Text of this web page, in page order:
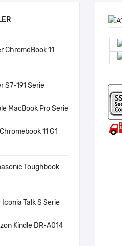
ChromeBook 11
S7-191 Serie
MacBook Pro Serie
11 G1
Toughbook
Talk S Serie
Kindle DR-A014